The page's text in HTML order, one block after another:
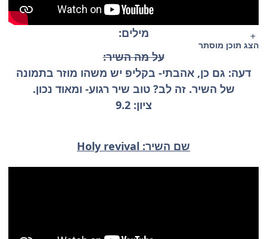
מילים:
הצג תוכן מוסתר
על מה השיר:
דעה: גם כן, אהבתי- בקליפ יש משהו מוזר בתמונה
של השיר. זה לב? טוב שיר רגוע- ומאוד נכון.
ציון: 9.2
שם השיר: Holy revival